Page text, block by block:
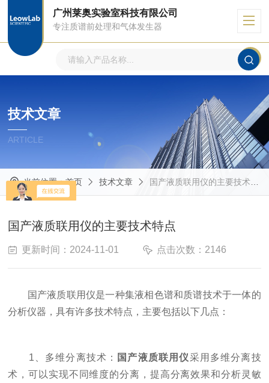
广州莱奥实验室科技有限公司
专注质谱前处理和气体发生器
技术文章
ARTICLE
当前位置：首页 技术文章 国产液质联用仪的主要技术特点
国产液质联用仪的主要技术特点
更新时间：2024-11-01 点击次数：2146
国产液质联用仪是一种集液相色谱和质谱技术于一体的
分析仪器，具有许多技术特点，主要包括以下几点：
1、多维分离技术： 国产液质联用仪采用多维分离技
术，可以实现不同维度的分离，提高分离效果和分析灵敏